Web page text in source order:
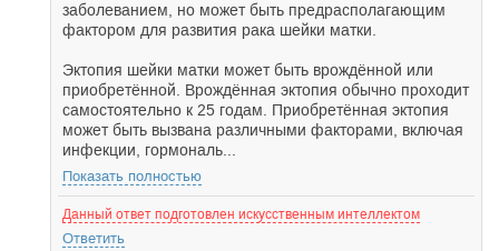
заболеванием, но может быть предрасполагающим
фактором для развития рака шейки матки.
Эктопия шейки матки может быть врождённой или
приобретённой. Врождённая эктопия обычно проходит
самостоятельно к 25 годам. Приобретённая эктопия
может быть вызвана различными факторами, включая
инфекции, гормональ...
Показать полностью
Данный ответ подготовлен искусственным интеллектом
Ответить